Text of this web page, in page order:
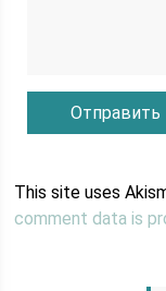
This site uses
comment data is